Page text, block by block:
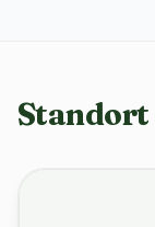
Standort